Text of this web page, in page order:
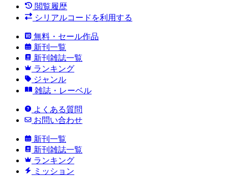
閲覧履歴
シリアルコードを利用する
無料・セール作品
新刊一覧
新刊雑誌一覧
ランキング
ジャンル
雑誌・レーベル
よくある質問
お問い合わせ
新刊一覧
新刊雑誌一覧
ランキング
ミッション